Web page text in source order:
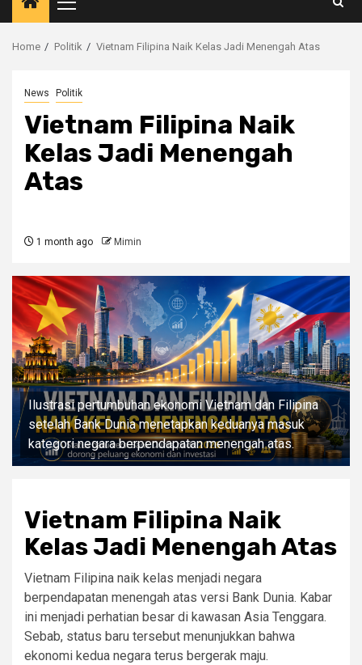
Primary
Menu
Home Politik Vietnam Filipina Naik Kelas Jadi Menengah Atas
News Politik
Vietnam Filipina Naik
Kelas Jadi Menengah
Atas
1 month ago Mimin
Ilustrasi pertumbuhan ekonomi Vietnam dan Filipina
setelah Bank Dunia menetapkan keduanya masuk
kategori negara berpendapatan menengah atas.
Vietnam Filipina Naik
Kelas Jadi Menengah Atas
Vietnam Filipina naik kelas menjadi negara
berpendapatan menengah atas versi Bank Dunia. Kabar
ini menjadi perhatian besar di kawasan Asia Tenggara.
Sebab, status baru tersebut menunjukkan bahwa
ekonomi kedua negara terus bergerak maju.